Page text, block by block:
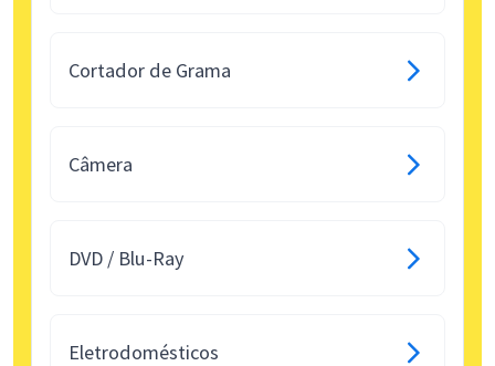
Cortador de Grama
Câmera
DVD / Blu-Ray
Eletrodomésticos